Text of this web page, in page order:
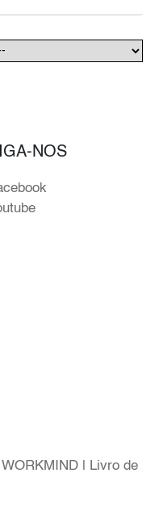
NOS
WORKMIND
Livro de